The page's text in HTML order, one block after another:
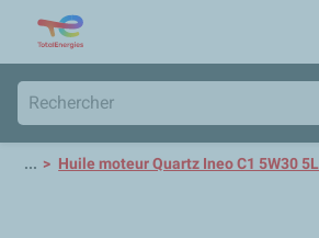
... Huile moteur Quartz Ineo C1 5W30 5L